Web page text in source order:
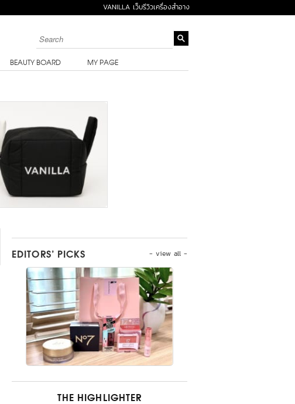
VANILLA เว็บรีวิวเครื่องสำอาง
BEAUTY BOARD MY PAGE
- view all -
EDITORS’ PICKS
THE HIGHLIGHTER